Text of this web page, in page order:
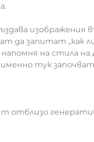
изображения
да запитат „как
на стила
именно тук
отблизо